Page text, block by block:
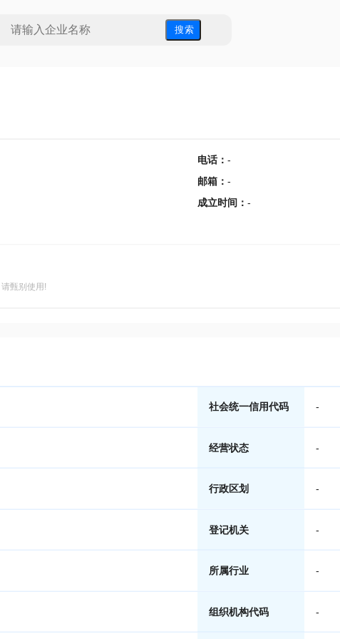
搜 索
电话： -
邮箱 ： -
成立时间 ： -
甄别使用!
社会统一信用代码 -
经营状态 -
行政区划 -
登记机关 -
所属行业 -
组织机构代码 -